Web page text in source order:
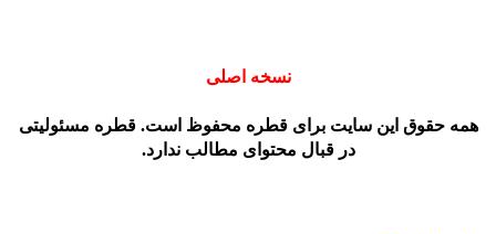
نسخه اصلی
حقوق این سایت برای قطره محفوظ است. قطره مسئولیتی
در قبال محتوای مطالب ندارد.